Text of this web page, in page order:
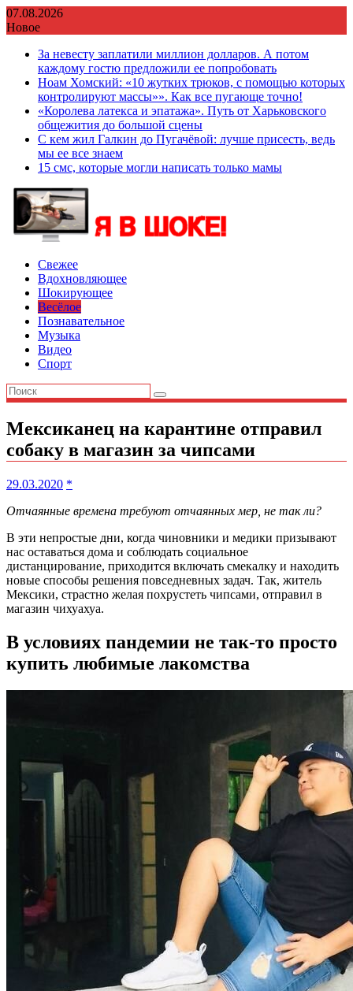
Перейти
к
07.08.2026
Новое
За невесту заплатили миллион долларов. А потом
каждому гостю предложили ее попробовать
Ноам Хомский: «10 жутких трюков, с помощью которых
контролируют массы»». Как все пугающе точно!
«Королева латекса и эпатажа». Путь от Харьковского
общежития до большой сцены
С кем жил Галкин до Пугачёвой: лучше присесть, ведь
мы ее все знаем
15 смс, которые могли написать только мамы
Свежее
Вдохновляющее
Шокирующее
Весёлое
Познавательное
Музыка
Видео
Спорт
Мексиканец на карантине отправил
собаку в магазин за чипсами
29.03.2020 *
Отчаянные времена требуют отчаянных мер, не так ли?
В эти непростые дни, когда чиновники и медики призывают
нас оставаться дома и соблюдать социальное
дистанцирование, приходится включать смекалку и находить
новые способы решения повседневных задач. Так, житель
Мексики, страстно желая похрустеть чипсами, отправил в
магазин чихуахуа.
В условиях пандемии не так-то просто
купить любимые лакомства